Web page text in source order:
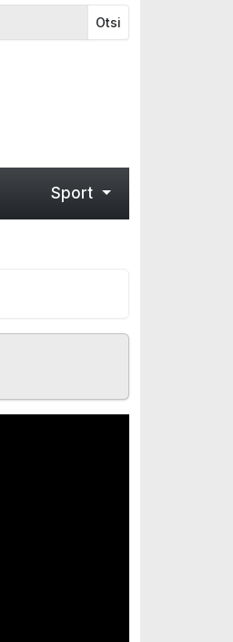
Otsi
Sport